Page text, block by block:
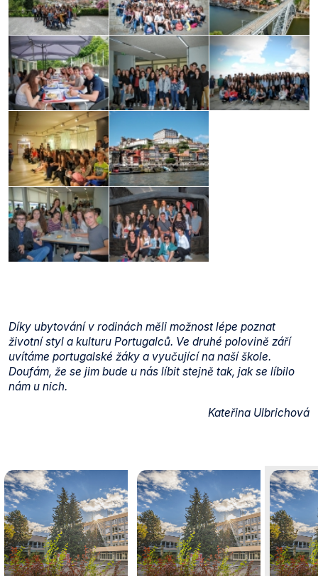
Díky ubytování v rodinách měli možnost lépe poznat
životní styl a kulturu Portugalců. Ve druhé polovině září
uvítáme portugalské žáky a vyučující na naší škole.
Doufám, že se jim bude u nás líbit stejně tak, jak se líbilo
nám u nich.
Kateřina Ulbrichová